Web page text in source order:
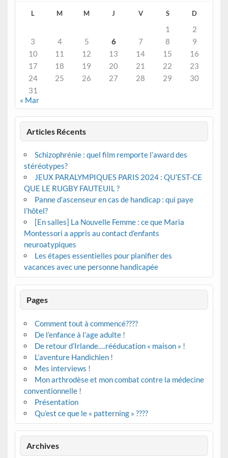
L M M J V S D
1
2
3
4 5 6 7 8
9
10
11 12 13 14 15
16
17
18 19 20 21 22
23
24
25 26 27 28 29
30
31
« Mar
Articles Récents
Schizophrénie : quel film remporte l’award des
stéréotypes?
JEUX PARALYMPIQUES PARIS 2024 : QU’EST-CE
QUE LE RUGBY FAUTEUIL ?
Panne d’ascenseur en cas de handicap : qui paye
l’hôtel?
[En salles] La Nouvelle Femme : ce que Maria
Montessori a appris au contact d’enfants
neuroatypiques
Les étapes essentielles pour planifier des
vacances avec une personne handicapée
Pages
Comment tout à commencé????
De l’enfance à l’age adulte !
De retour d’Irlande….rééducation « maison » !
L’aventure Handichien !
Mes interviews !
Mon arthrodèse et mon combat contre la médecine
conventionnelle !
Présentation
Qu’est ce que le « patterning » ????
Archives